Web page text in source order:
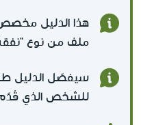
هذا الدليل
ملف من نوع "نفقة"
سيفصّل الدليل
للشخص الذي